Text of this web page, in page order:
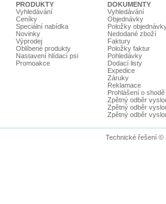
PRODUKTY
Vyhledávání
Ceníky
Speciální nabídka
Novinky
Výprodej
Oblíbené produkty
Nastavení hlídací psi
Promoakce
DOKUMENTY
Vyhledávání
Objednávky
Položky
Nedodané zboží
Faktury
Položky faktur
Pohledávky
Dodací listy
Expedice
Záruky
Reklamace
Prohlášení o shodě
Zpětný odběr
Zpětný odběr
Zpětný odběr
Technické řešení ©